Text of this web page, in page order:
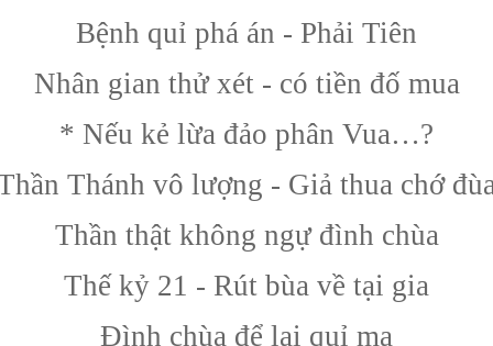
Bệnh quỉ phá án - Phải Tiên
Nhân gian thử xét - có tiền đố mua
* Nếu kẻ lừa đảo phân Vua…?
Thánh vô lượng - Giả thua chớ
Thần thật không ngự đình chùa
Thế kỷ 21 - Rút bùa về tại gia
Đình chùa để lại quỉ ma